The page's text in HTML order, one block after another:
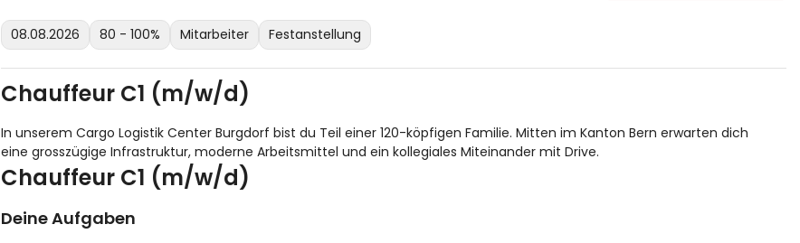
08.08.2026 80 - 100% Mitarbeiter Festanstellung
Chauffeur C1 (m/w/d)
In unserem Cargo Logistik Center Burgdorf bist du Teil einer 120-köpfigen Familie. Mitten im Kanton Bern erwarten dich
eine grosszügige Infrastruktur, moderne Arbeitsmittel und ein kollegiales Miteinander mit Drive.
Chauffeur C1 (m/w/d)
Deine Aufgaben